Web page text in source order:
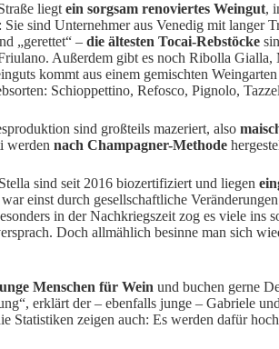
liegt ein sorgsam renoviertes Weingut,
sind Unternehmer aus Venedig mit langer
„gerettet“ – die ältesten Tocai-Rebstöcke
Außerdem gibt es noch Ribolla
kommt aus einem gemischten
Schioppettino, Refosco, Pignolo,
sind großteils mazeriert, also
werden nach Champagner-Methode
sind seit 2016 biozertifiziert und liegen
einst durch gesellschaftliche
in der Nachkriegszeit zog es viele ins
Doch allmählich besinne man sich
Menschen für Wein und buchen gerne
erklärt der – ebenfalls junge – Gabriele
Statistiken zeigen auch: Es werden dafür